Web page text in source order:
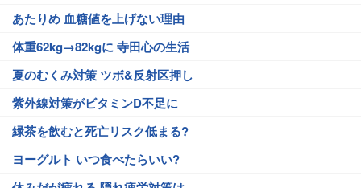
あたりめ 血糖値を上げない理由
体重62kg→82kgに 寺田心の生活
夏のむくみ対策 ツボ&反射区押し
紫外線対策がビタミンD不足に
緑茶を飲むと死亡リスク低まる?
ヨーグルト いつ食べたらいい?